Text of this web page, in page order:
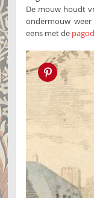
De mouw houdt
ondermouw
eens met de
Pin this!